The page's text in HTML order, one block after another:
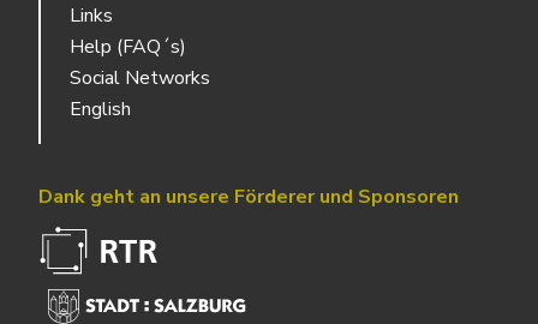
Links
Help (FAQ´s)
Social Networks
English
Dank geht an unsere Förderer und Sponsoren